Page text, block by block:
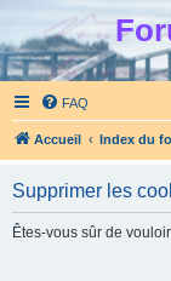
FAQ
Accueil Index du
Supprimer les
Êtes-vous sûr de